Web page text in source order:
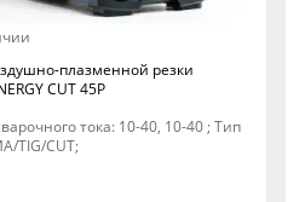
плазменной резки
CUT 45P
тока: 10-40, 10-40 ; Тип
TIG/CUT;